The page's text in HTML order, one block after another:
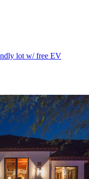
lot w/ free EV